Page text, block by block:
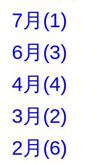
7月(1)
6月(3)
4月(4)
3月(2)
2月(6)